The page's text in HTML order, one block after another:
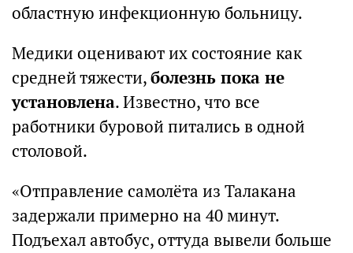
областную инфекционную больницу.
Медики оценивают их состояние как
средней тяжести,болезнь пока не
установлена. Известно, что все
работники буровой питались в одной
столовой.
«Отправление самолёта из Талакана
задержали примерно на 40 минут.
Подъехал автобус, оттуда вывели больше